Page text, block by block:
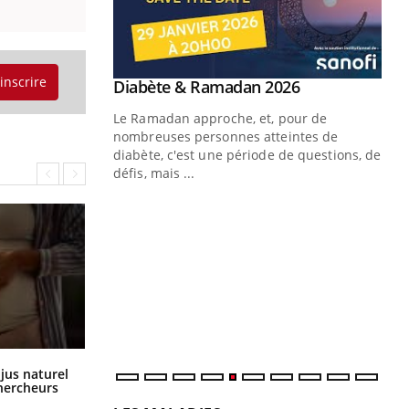
jus naturel Comment oublier les écrans en
vacances ?
Mains : se
Nos mains
Youtube
Diabète & Ramadan 2026Youtube
Le Ramadan approche, et, pour de
nombreuses personnes atteintes de
diabète, c'est une période de questions, de
défis, mais ...